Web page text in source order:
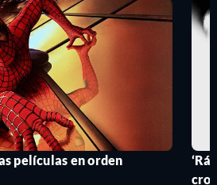
películas en orden